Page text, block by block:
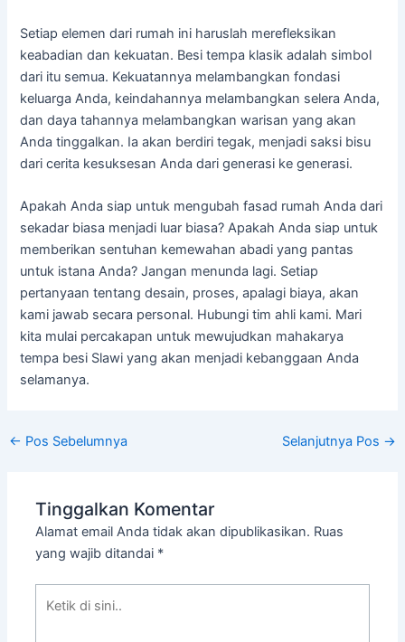
Setiap elemen dari rumah ini haruslah merefleksikan
keabadian dan kekuatan. Besi tempa klasik adalah simbol
dari itu semua. Kekuatannya melambangkan fondasi
keluarga Anda, keindahannya melambangkan selera Anda,
dan daya tahannya melambangkan warisan yang akan
Anda tinggalkan. Ia akan berdiri tegak, menjadi saksi bisu
dari cerita kesuksesan Anda dari generasi ke generasi.
Apakah Anda siap untuk mengubah fasad rumah Anda dari
sekadar biasa menjadi luar biasa? Apakah Anda siap untuk
memberikan sentuhan kemewahan abadi yang pantas
untuk istana Anda? Jangan menunda lagi. Setiap
pertanyaan tentang desain, proses, apalagi biaya, akan
kami jawab secara personal. Hubungi tim ahli kami. Mari
kita mulai percakapan untuk mewujudkan mahakarya
tempa besi Slawi yang akan menjadi kebanggaan Anda
selamanya.
← Pos Sebelumnya Selanjutnya Pos →
Tinggalkan Komentar
Alamat email Anda tidak akan dipublikasikan. Ruas
yang wajib ditandai *